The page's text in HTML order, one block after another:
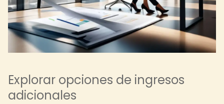
Explorar opciones de ingresos
adicionales